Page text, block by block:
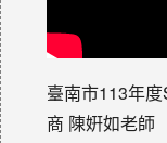
臺南市113年
商 陳姸如老師